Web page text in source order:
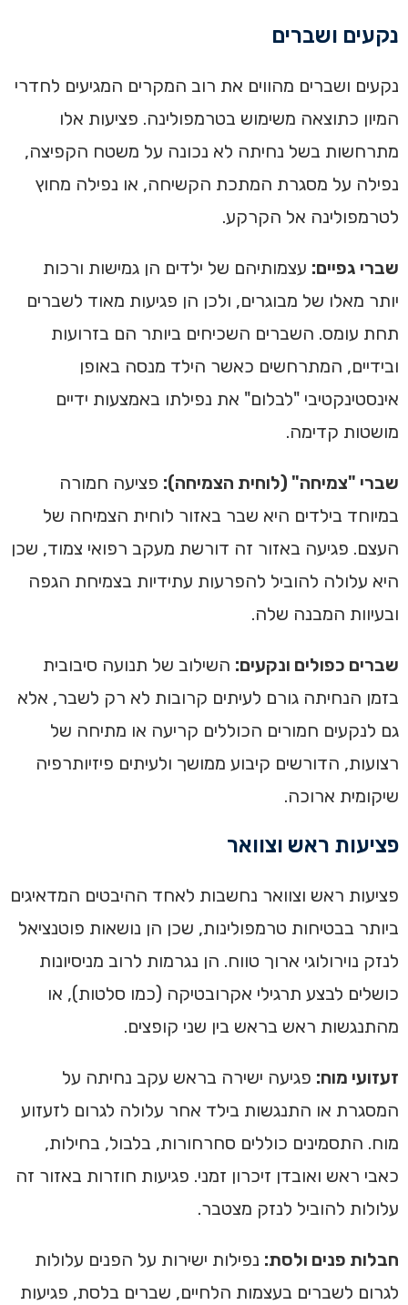
נקעים ושברים
נקעים ושברים מהווים את רוב המקרים המגיעים לחדרי
המיון כתוצאה משימוש בטרמפולינה. פציעות אלו
מתרחשות בשל נחיתה לא נכונה על משטח הקפיצה,
נפילה על מסגרת המתכת הקשיחה, או נפילה מחוץ
לטרמפולינה אל הקרקע.
שברי גפיים: עצמותיהם של ילדים הן גמישות ורכות
יותר מאלו של מבוגרים, ולכן הן פגיעות מאוד לשברים
תחת עומס. השברים השכיחים ביותר הם בזרועות
ובידיים, המתרחשים כאשר הילד מנסה באופן
אינסטינקטיבי "לבלום" את נפילתו באמצעות ידיים
מושטות קדימה.
שברי "צמיחה" (לוחית הצמיחה): פציעה חמורה
במיוחד בילדים היא שבר באזור לוחית הצמיחה של
העצם. פגיעה באזור זה דורשת מעקב רפואי צמוד, שכן
היא עלולה להוביל להפרעות עתידיות בצמיחת הגפה
ובעיוות המבנה שלה.
שברים כפולים ונקעים: השילוב של תנועה סיבובית
בזמן הנחיתה גורם לעיתים קרובות לא רק לשבר, אלא
גם לנקעים חמורים הכוללים קריעה או מתיחה של
רצועות, הדורשים קיבוע ממושך ולעיתים פיזיותרפיה
שיקומית ארוכה.
פציעות ראש וצוואר
פציעות ראש וצוואר נחשבות לאחד ההיבטים המדאיגים
ביותר בבטיחות טרמפולינות, שכן הן נושאות פוטנציאל
לנזק נוירולוגי ארוך טווח. הן נגרמות לרוב מניסיונות
כושלים לבצע תרגילי אקרובטיקה (כמו סלטות), או
מהתנגשות ראש בראש בין שני קופצים.
זעזועי מוח: פגיעה ישירה בראש עקב נחיתה על
המסגרת או התנגשות בילד אחר עלולה לגרום לזעזוע
מוח. התסמינים כוללים סחרחורות, בלבול, בחילות,
כאבי ראש ואובדן זיכרון זמני. פגיעות חוזרות באזור זה
עלולות להוביל לנזק מצטבר.
חבלות פנים ולסת: נפילות ישירות על הפנים עלולות
לגרום לשברים בעצמות הלחיים, שברים בלסת, פגיעות